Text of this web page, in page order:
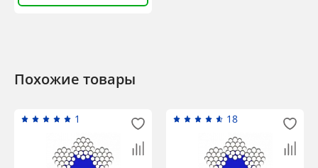
Похожие товары
1 18